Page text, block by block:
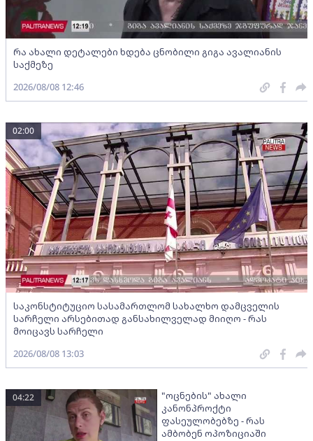
რა ახალი დეტალები ხდება ცნობილი გიგა ავალიანის
საქმეზე
2026/08/08 12:46
საკონსტიტუციო სასამართლომ სახალხო დამცველის
სარჩელი არსებითად განსახილველად მიიღო - რას
მოიცავს სარჩელი
02:00
2026/08/08 13:03
"ოცნების" ახალი
კანონპროქტი
ფასეულობებზე - რას
ამბობენ ოპოზიციაში
04:22